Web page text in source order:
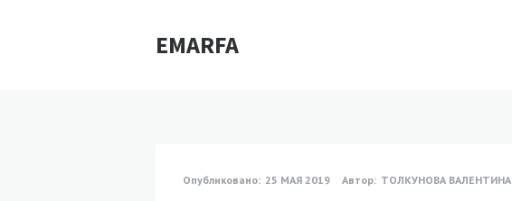
EMARFA
Опубликовано: 25 МАЯ 2019 Автор: ТОЛКУНОВА ВАЛЕНТИНА